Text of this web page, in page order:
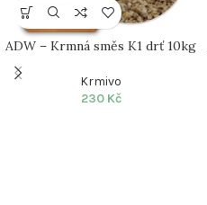
ADW – Krmná směs K1 drť 10kg
Krmivo
230 Kč